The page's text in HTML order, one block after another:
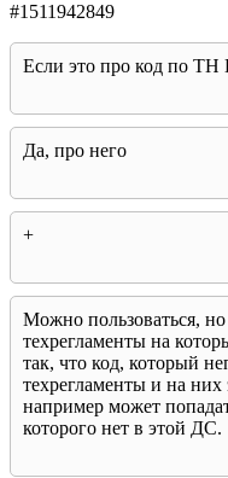
#1511942849
Если это про код по ТН
Да, про него
+
Можно пользоваться,
техрегламенты на
так, что код, который
техрегламенты и на
например может
которого нет в этой ДС.